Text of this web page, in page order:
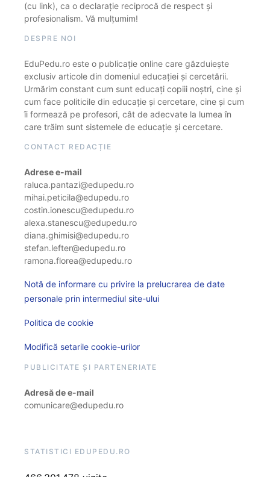
(cu link), ca o declarație reciprocă de respect și
profesionalism. Vă mulțumim!
DESPRE NOI
EduPedu.ro este o publicație online care găzduiește
exclusiv articole din domeniul educației și cercetării.
Urmărim constant cum sunt educați copiii noștri, cine și
cum face politicile din educație și cercetare, cine și cum
îi formează pe profesori, cât de adecvate la lumea în
care trăim sunt sistemele de educație și cercetare.
CONTACT REDACȚIE
Adrese e-mail
raluca.pantazi@edupedu.ro
mihai.peticila@edupedu.ro
costin.ionescu@edupedu.ro
alexa.stanescu@edupedu.ro
diana.ghimisi@edupedu.ro
stefan.lefter@edupedu.ro
ramona.florea@edupedu.ro
Notă de informare cu privire la prelucrarea de date
personale prin intermediul site-ului
Politica de cookie
Modifică setarile cookie-urilor
PUBLICITATE ȘI PARTENERIATE
Adresă de e-mail
comunicare@edupedu.ro
STATISTICI EDUPEDU.RO